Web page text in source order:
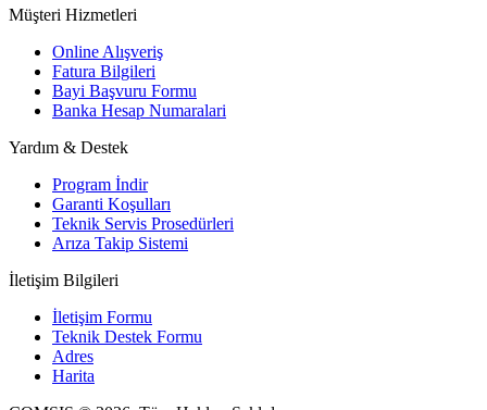
Müşteri Hizmetleri
Online Alışveriş
Fatura Bilgileri
Bayi Başvuru Formu
Banka Hesap Numaralari
Yardım & Destek
Program İndir
Garanti Koşulları
Teknik Servis Prosedürleri
Arıza Takip Sistemi
İletişim Bilgileri
İletişim Formu
Teknik Destek Formu
Adres
Harita